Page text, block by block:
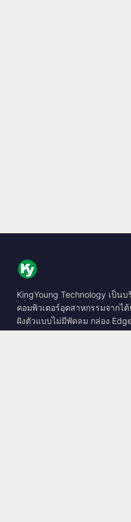
KingYoung Technology เป็น
คอมพิวเตอร์อุตสาหกรรมจากไ
ฝังตัวแบบไม่มีพัดลม กล่อง
ทนทาน